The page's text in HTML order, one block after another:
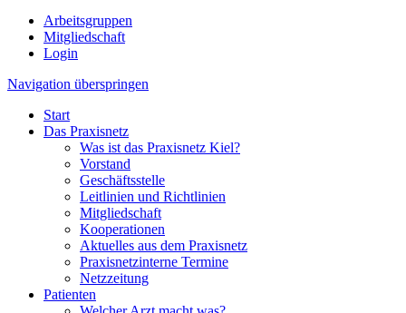
Arbeitsgruppen
Mitgliedschaft
Login
Navigation überspringen
Start
Das Praxisnetz
Was ist das Praxisnetz Kiel?
Vorstand
Geschäftsstelle
Leitlinien und Richtlinien
Mitgliedschaft
Kooperationen
Aktuelles aus dem Praxisnetz
Praxisnetzinterne Termine
Netzzeitung
Patienten